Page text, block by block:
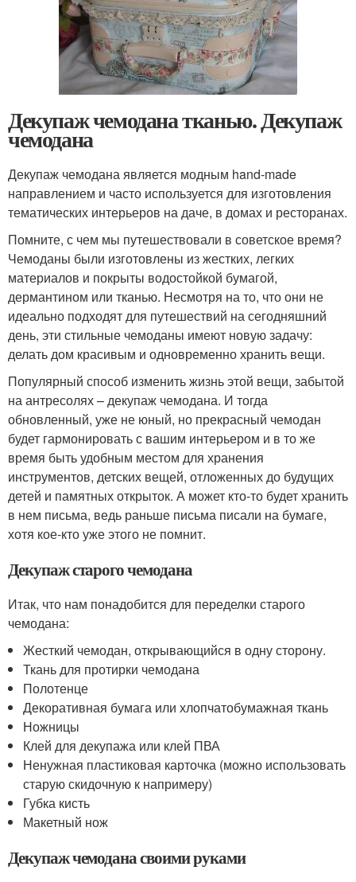
Декупаж чемодана тканью. Декупаж
чемодана
Декупаж чемодана является модным hand-made
направлением и часто используется для изготовления
тематических интерьеров на даче, в домах и ресторанах.
Помните, с чем мы путешествовали в советское время?
Чемоданы были изготовлены из жестких, легких
материалов и покрыты водостойкой бумагой,
дермантином или тканью. Несмотря на то, что они не
идеально подходят для путешествий на сегодняшний
день, эти стильные чемоданы имеют новую задачу:
делать дом красивым и одновременно хранить вещи.
Популярный способ изменить жизнь этой вещи, забытой
на антресолях – декупаж чемодана. И тогда
обновленный, уже не юный, но прекрасный чемодан
будет гармонировать с вашим интерьером и в то же
время быть удобным местом для хранения
инструментов, детских вещей, отложенных до будущих
детей и памятных открыток. А может кто-то будет хранить
в нем письма, ведь раньше письма писали на бумаге,
хотя кое-кто уже этого не помнит.
Декупаж старого чемодана
Итак, что нам понадобится для переделки старого
чемодана:
Жесткий чемодан, открывающийся в одну сторону.
Ткань для протирки чемодана
Полотенце
Декоративная бумага или хлопчатобумажная ткань
Ножницы
Клей для декупажа или клей ПВА
Ненужная пластиковая карточка (можно использовать
старую скидочную к напримеру)
Губка кисть
Макетный нож
Декупаж чемодана своими руками